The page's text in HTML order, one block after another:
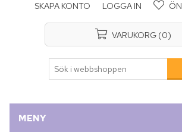
SKAPA KONTO LOGGA IN
VARUKORG (0)
MENY